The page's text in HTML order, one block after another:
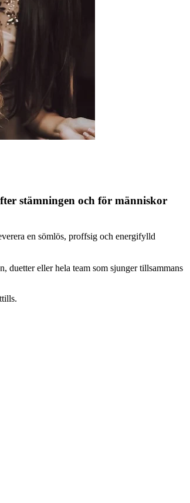
stämningen och för människor
en sömlös, proffsig och energifylld
eller hela team som sjunger tillsammans